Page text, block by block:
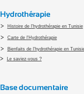
Hydrothérapie
Histoire de l'hydrothérapie en Tunisie
Carte de l'Hydrothérapie
Bienfaits de l'hydrothérapie en
Le saviez-vous ?
Base documentaire